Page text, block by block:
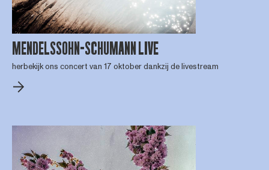
MENDELSSOHN-SCHUMANN LIVE
herbekijk ons concert van 17 oktober dankzij de livestream